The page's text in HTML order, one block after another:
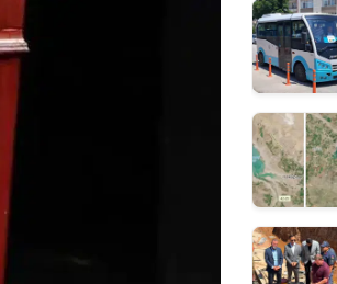
Bursa
Çanakkale
Çankırı